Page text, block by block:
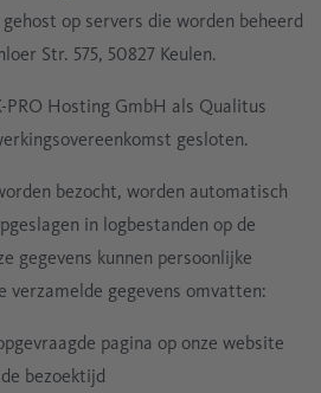
op servers die worden beheerd
Str. 575, 50827 Keulen.
PRO Hosting GmbH als Qualitus
gesloten.
bezocht, worden automatisch
in logbestanden op de
gegevens kunnen persoonlijke
verzamelde gegevens omvatten:
pagina op onze website
bezoektijd